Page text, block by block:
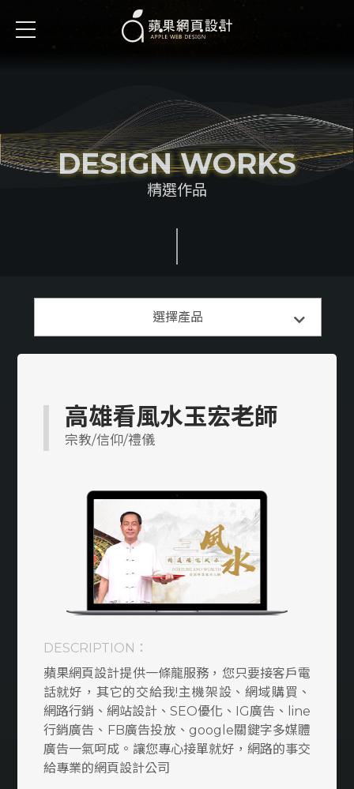
DESIGN WORKS
精選作品
選擇產品
多語系
工業/製造/加工
室內設計裝潢/傢俱
防水/宅修/隔間
貸款/當舖/借款
媒合/仲介平台
搬家/貨運
律師/記帳/會計
窗簾/燈飾/家居
旅行/旅遊/租車
高雄看風水玉宏老師
宗教/信仰/禮儀
DESCRIPTION：
蘋果網頁設計提供一條龍服務，您只要接客戶電
話就好，其它的交給我!主機架設、網域購買、
網路行銷、網站設計、SEO優化、IG廣告、line
行銷廣告、FB廣告投放、google關鍵字多媒體
廣告一氣呵成。讓您專心接單就好，網路的事交
給專業的網頁設計公司